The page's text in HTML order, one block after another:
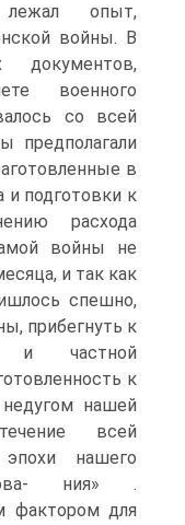
опыт,
войны. В
военного
со всей
предполагали
в
и подготовки к
расхода
войны не
и так как
спешно,
прибегнуть к
и частной
к
нашей
всей
эпохи нашего
ния» .
фактором для